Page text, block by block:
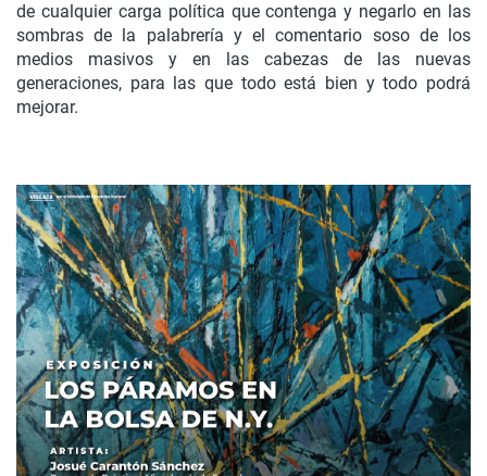
de cualquier carga política que contenga y negarlo en las
sombras de la palabrería y el comentario soso de los
medios masivos y en las cabezas de las nuevas
generaciones, para las que todo está bien y todo podrá
mejorar.